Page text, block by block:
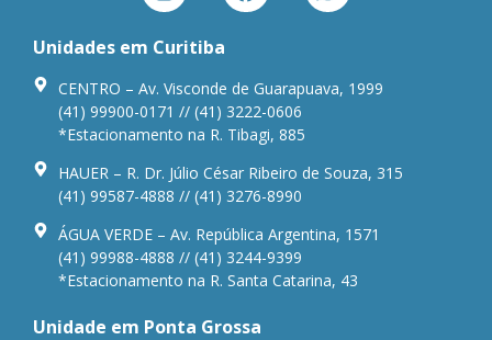
Unidades em Curitiba
CENTRO – Av. Visconde de Guarapuava, 1999
(41) 99900-0171 // (41) 3222-0606
*Estacionamento na R. Tibagi, 885
HAUER – R. Dr. Júlio César Ribeiro de Souza, 315
(41) 99587-4888 // (41) 3276-8990
ÁGUA VERDE – Av. República Argentina, 1571
(41) 99988-4888 // (41) 3244-9399
*Estacionamento na R. Santa Catarina, 43
Unidade em Ponta Grossa